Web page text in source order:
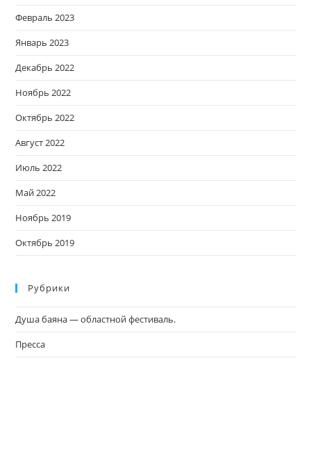
Февраль 2023
Январь 2023
Декабрь 2022
Ноябрь 2022
Октябрь 2022
Август 2022
Июль 2022
Май 2022
Ноябрь 2019
Октябрь 2019
Рубрики
Душа баяна — областной фестиваль.
Пресса